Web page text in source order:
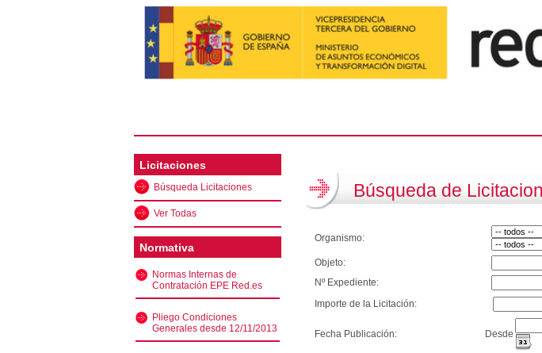
Licitaciones
Búsqueda Licitaciones
Ver Todas
Normativa
Normas Internas de
Contratación EPE Red.es
Pliego Condiciones
Generales desde 12/11/2013
Búsqueda de
Organismo:
Objeto:
Nº Expediente:
Importe de la Licitación:
Fecha Publicación: Desde